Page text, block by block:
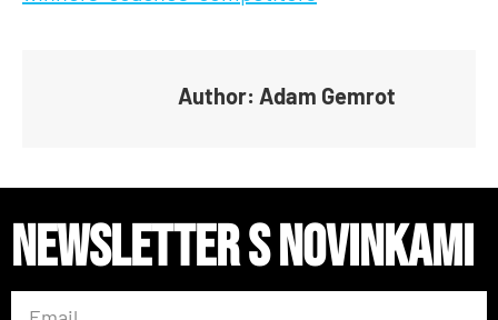
Author: Adam Gemrot
Newsletter s novinkami